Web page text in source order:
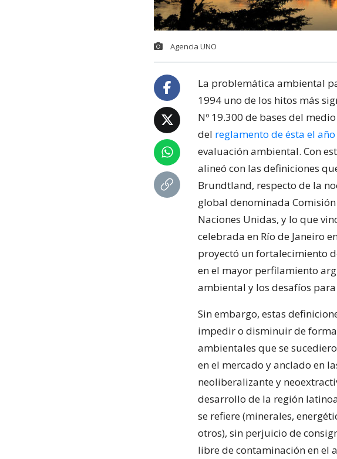
Agencia UNO
La problemática ambiental
1994 uno de los hitos más
Nº 19.300 de bases del
del reglamento de ésta el
evaluación ambiental. Con
alineó con las definiciones
Brundtland, respecto de la
global denominada
Naciones Unidas, y lo que
celebrada en Río de Janeiro
proyectó un fortalecimiento
en el mayor perfilamiento
ambiental y los desafíos
Sin embargo, estas
impedir o disminuir de
ambientales que se
en el mercado y anclado en
neoliberalizante y
desarrollo de la región
se refiere (minerales,
otros), sin perjuicio de
libre de contaminación en el